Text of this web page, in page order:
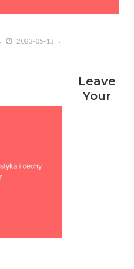
2023-05-13
Leave
Your